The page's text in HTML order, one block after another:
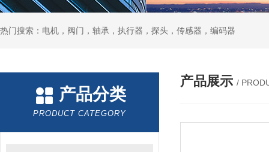
热门搜索：电机，阀门，轴承，执行器，探头，传感器，编码器
产品分类
PRODUCT CATEGORY
产品展示 /